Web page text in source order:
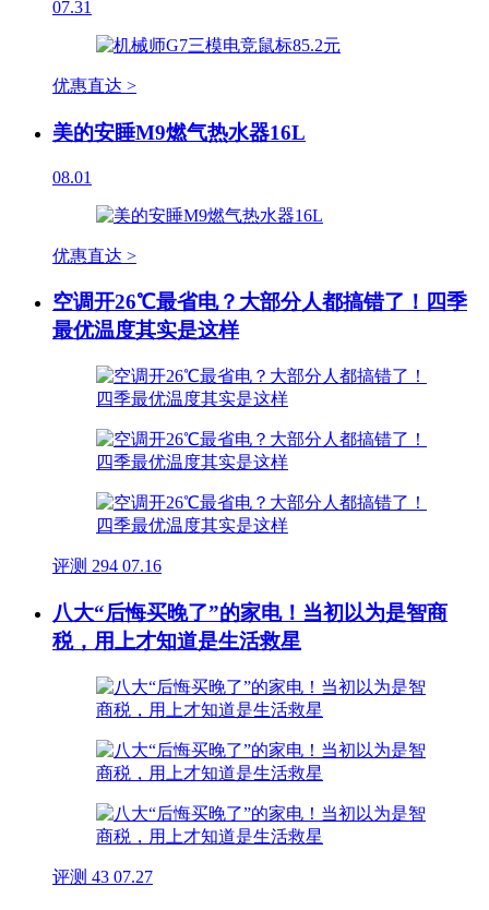
07.31
优惠直达 >
美的安睡M9燃气热水器16L
08.01
优惠直达 >
空调开26℃最省电？大部分人都搞错了！四季
最优温度其实是这样
评测 294 07.16
八大“后悔买晚了”的家电！当初以为是智商
税，用上才知道是生活救星
评测 43 07.27